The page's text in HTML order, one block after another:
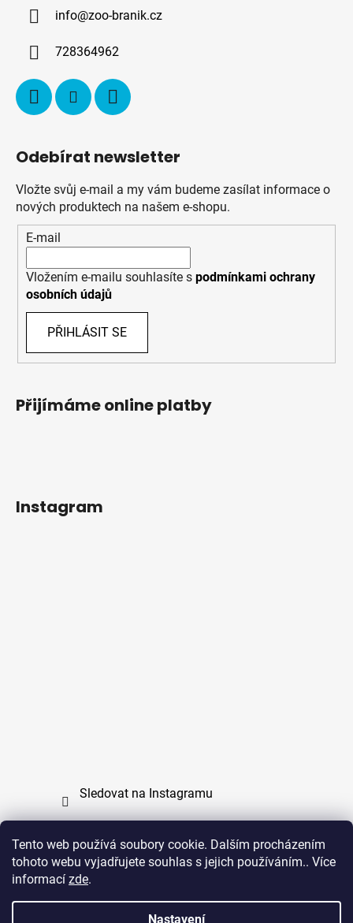
Tento web používá soubory cookie. Dalším procházením
tohoto webu vyjadřujete souhlas s jejich používáním.. Více
informací zde.
Nastavení
info@zoo-branik.cz
728364962
Odebírat newsletter
Vložte svůj e-mail a my vám budeme zasílat informace o
nových produktech na našem e-shopu.
E-mail
Vložením e-mailu souhlasíte s podmínkami ochrany
osobních údajů
PŘIHLÁSIT SE
Přijímáme online platby
Instagram
Sledovat na Instagramu
Copyright (c) 2011 - 2026 zoo-branik.cz - Všechna